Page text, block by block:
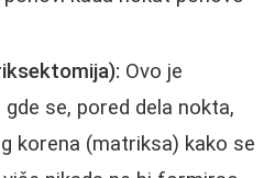
Ovo je
se, pored dela nokta,
korena (matriksa) kako se